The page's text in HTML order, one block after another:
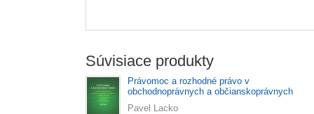
Súvisiace produkty
Právomoc a rozhodné právo v
obchodnoprávnych a občianskoprávnych
Pavel Lacko